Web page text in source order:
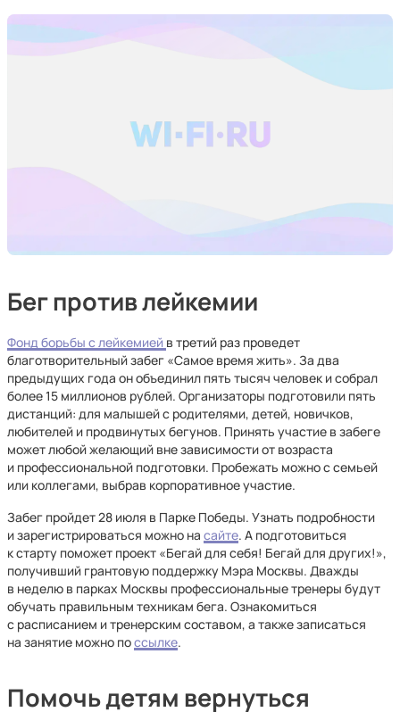
Бег против лейкемии
Фонд борьбы с лейкемией в третий раз проведет
благотворительный забег «Самое время жить». За два
предыдущих года он объединил пять тысяч человек и собрал
более 15 миллионов рублей. Организаторы подготовили пять
дистанций: для малышей с родителями, детей, новичков,
любителей и продвинутых бегунов. Принять участие в забеге
может любой желающий вне зависимости от возраста
и профессиональной подготовки. Пробежать можно с семьей
или коллегами, выбрав корпоративное участие.
Забег пройдет 28 июля в Парке Победы. Узнать подробности
и зарегистрироваться можно на сайте. А подготовиться
к старту поможет проект «Бегай для себя! Бегай для других!»,
получивший грантовую поддержку Мэра Москвы. Дважды
в неделю в парках Москвы профессиональные тренеры будут
обучать правильным техникам бега. Ознакомиться
с расписанием и тренерским составом, а также записаться
на занятие можно поссылке.
Помочь детям вернуться